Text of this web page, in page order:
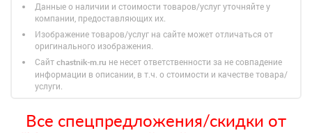
Данные о наличии и стоимости товаров/услуг уточняйте у
компании, предоставляющих их.
Изображение товаров/услуг на сайте может отличаться от
оригинального изображения.
Сайт chastnik-m.ru не несет ответственности за не совпадение
информации в описании, в т.ч. о стоимости и качестве товара/
услуги.
Все спецпредложения/скидки от